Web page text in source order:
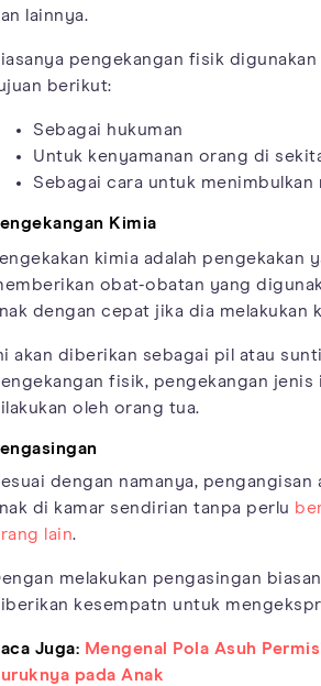
lainnya.
pengekangan fisik
berikut:
Sebagai hukuman
Untuk kenyamanan orang di
Sebagai cara untuk menimbulkan
Kimia
kimia adalah pengekakan
obat-obatan yang
dengan cepat jika dia melakukan
akan diberikan sebagai pil atau
fisik, pengekangan
oleh orang tua.
dengan namanya, pengangisan
di kamar sendirian tanpa perlu
lain.
melakukan pengasingan
kesempatn untuk
Juga: Mengenal Pola Asuh
pada Anak